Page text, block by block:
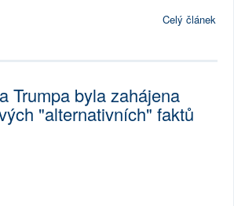
Celý článek
Trumpa byla zahájena
"alternativních" faktů